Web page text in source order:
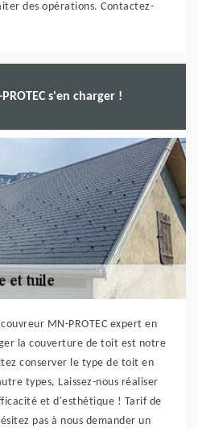
des opérations. Contactez-
s'en charger !
MN-PROTEC expert en
la couverture de toit est notre
conserver le type de toit en
types, Laissez-nous réaliser
et d'esthétique ! Tarif de
pas à nous demander un